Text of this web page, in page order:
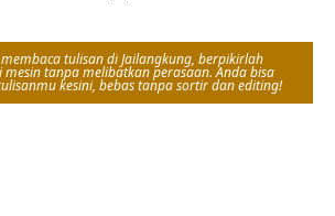
tulisan di Jailangkung, berpikirlah
mesin tanpa melibatkan perasaan. Anda bisa
kesini, bebas tanpa sortir dan editing!